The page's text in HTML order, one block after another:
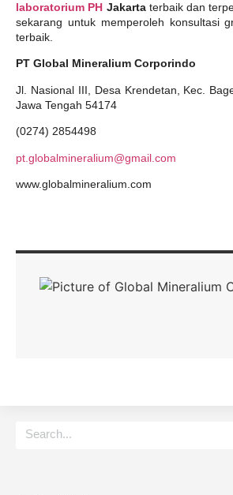
laboratorium PH Jakartaterbaik dan
sekarang untuk memperoleh konsultasi
terbaik.
PT Global Mineralium Corporindo
Jl. Nasional III, Desa Krendetan, Kec.
Jawa Tengah 54174
(0274) 2854498
pt.globalmineralium@gmail.com
www.globalmineralium.com